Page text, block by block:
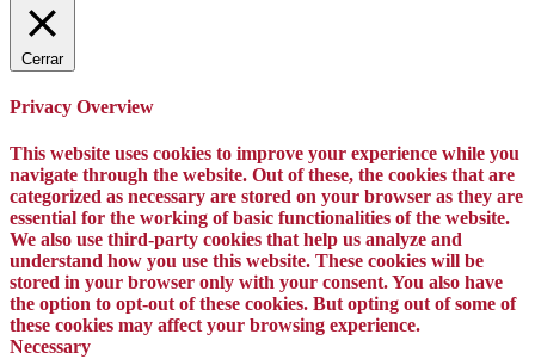
Cerrar
Privacy Overview
This website uses cookies to improve your experience while you
navigate through the website. Out of these, the cookies that are
categorized as necessary are stored on your browser as they are
essential for the working of basic functionalities of the website.
We also use third-party cookies that help us analyze and
understand how you use this website. These cookies will be
stored in your browser only with your consent. You also have
the option to opt-out of these cookies. But opting out of some of
these cookies may affect your browsing experience.
Necessary